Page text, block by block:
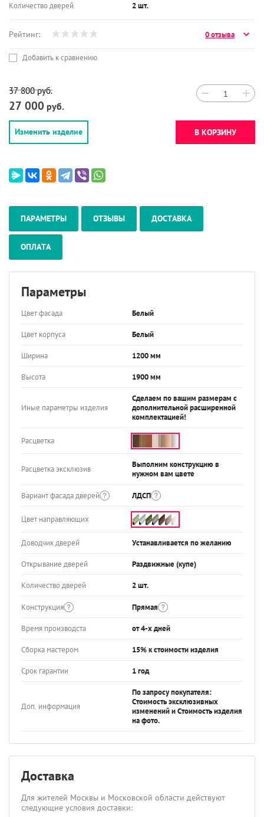
Количество дверей 2 шт.
Рейтинг: 0 отзыва
Добавить к сравнению
37 800руб.
27 000 руб.
− +
Изменить изделие В КОРЗИНУ
ПАРАМЕТРЫ ОТЗЫВЫ ДОСТАВКА
ОПЛАТА
Параметры
Цвет фасада Белый
Цвет корпуса Белый
Ширина 1200 мм
Высота 1900 мм
Иные параметры изделия
Сделаем по вашим размерам с
дополнительной расширенной
комплектацией!
Расцветка
Расцветка эксклюзив
Выполним конструкцию в
нужном вам цвете
Вариант фасада дверей ЛДСП
Цвет направляющих
Доводчик дверей Устанавливается по желанию
Открывание дверей Раздвижные (купе)
Количество дверей 2 шт.
Конструкция Прямая
Время производста от 4-х дней
Сборка мастером 15% к стоимости изделия
Срок гарантии 1 год
Доп. информация
По запросу покупателя:
Стоимость эксклюзивных
изменений и Стоимость изделия
на фото.
Доставка
Для жителей Москвы и Московской области действуют
следующие условия доставки: